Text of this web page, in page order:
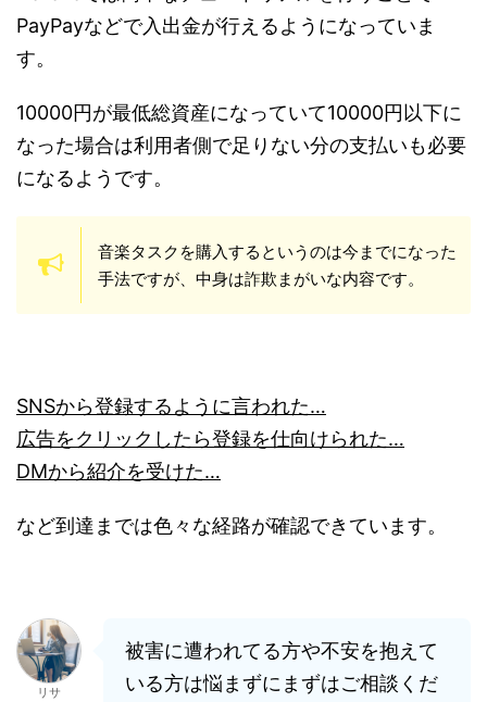
PayPayなどで入出金が行えるようになっていま
す。
10000円が最低総資産になっていて10000円以下に
なった場合は利用者側で足りない分の支払いも必要
になるようです。
音楽タスクを購入するというのは今までになった
手法ですが、中身は詐欺まがいな内容です。
SNSから登録するように言われた…
広告をクリックしたら登録を仕向けられた…
DMから紹介を受けた…
など到達までは色々な経路が確認できています。
リサ
被害に遭われてる方や不安を抱えて
いる方は悩まずにまずはご相談くだ